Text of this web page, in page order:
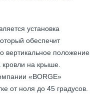
установка
обеспечит
вертикальное положение
кровли на крыше.
«BORGE»
от ноля до 45 градусов.